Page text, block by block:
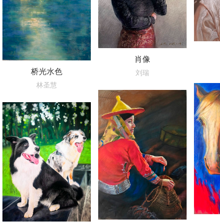
桥光水色
林圣慧
肖像
刘瑞